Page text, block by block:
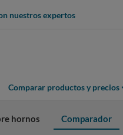
nuestros expertos
Comparar productos y precios
hornos Comparador